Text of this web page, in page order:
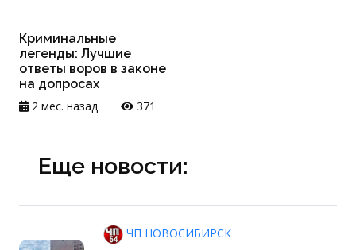
Криминальные
легенды: Лучшие
ответы воров в законе
на допросах
2 мес. назад
371
Еще новости:
ЧП НОВОСИБИРСК